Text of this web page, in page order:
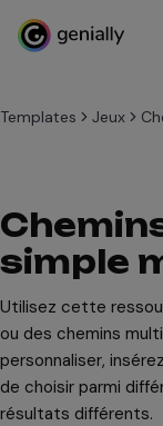
Templates Jeux
simple
Utilisez cette
ou des chemins
personnaliser,
de choisir parmi
résultats différents.